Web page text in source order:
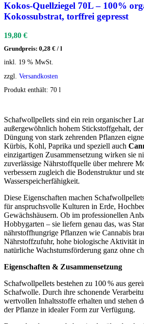
Kokos-Quellziegel 70L – 100%
Kokossubstrat, torffrei gepresst
19,80 €
Grundpreis: 0,28 € / l
inkl. 19 % MwSt.
zzgl. Versandkosten
Produkt enthält: 70 l
Schafwollpellets sind ein rein organischer
außergewöhnlich hohem Stickstoffgehalt,
Düngung von stark zehrenden Pflanzen
Kürbis, Kohl, Paprika und speziell auch
einzigartigen Zusammensetzung wirken sie
zuverlässige Nährstoffquelle über mehrere
verbessern zugleich die Bodenstruktur und
Wasserspeicherfähigkeit.
Diese Eigenschaften machen
für anspruchsvolle Kulturen in Erde,
Gewächshäusern. Ob im professionellen
Hobbygarten – sie liefern genau das, was
nährstoffhungrige Pflanzen wie Cannabis
Nährstoffzufuhr, hohe biologische Aktivität
natürliche Wachstumsförderung ganz ohne
Eigenschaften & Zusammensetzung
Schafwollpellets bestehen zu 100 % aus
Schafwolle. Durch ihre schonende
wertvollen Inhaltsstoffe erhalten und stehen
der Pflanze in idealer Form zur Verfügung.